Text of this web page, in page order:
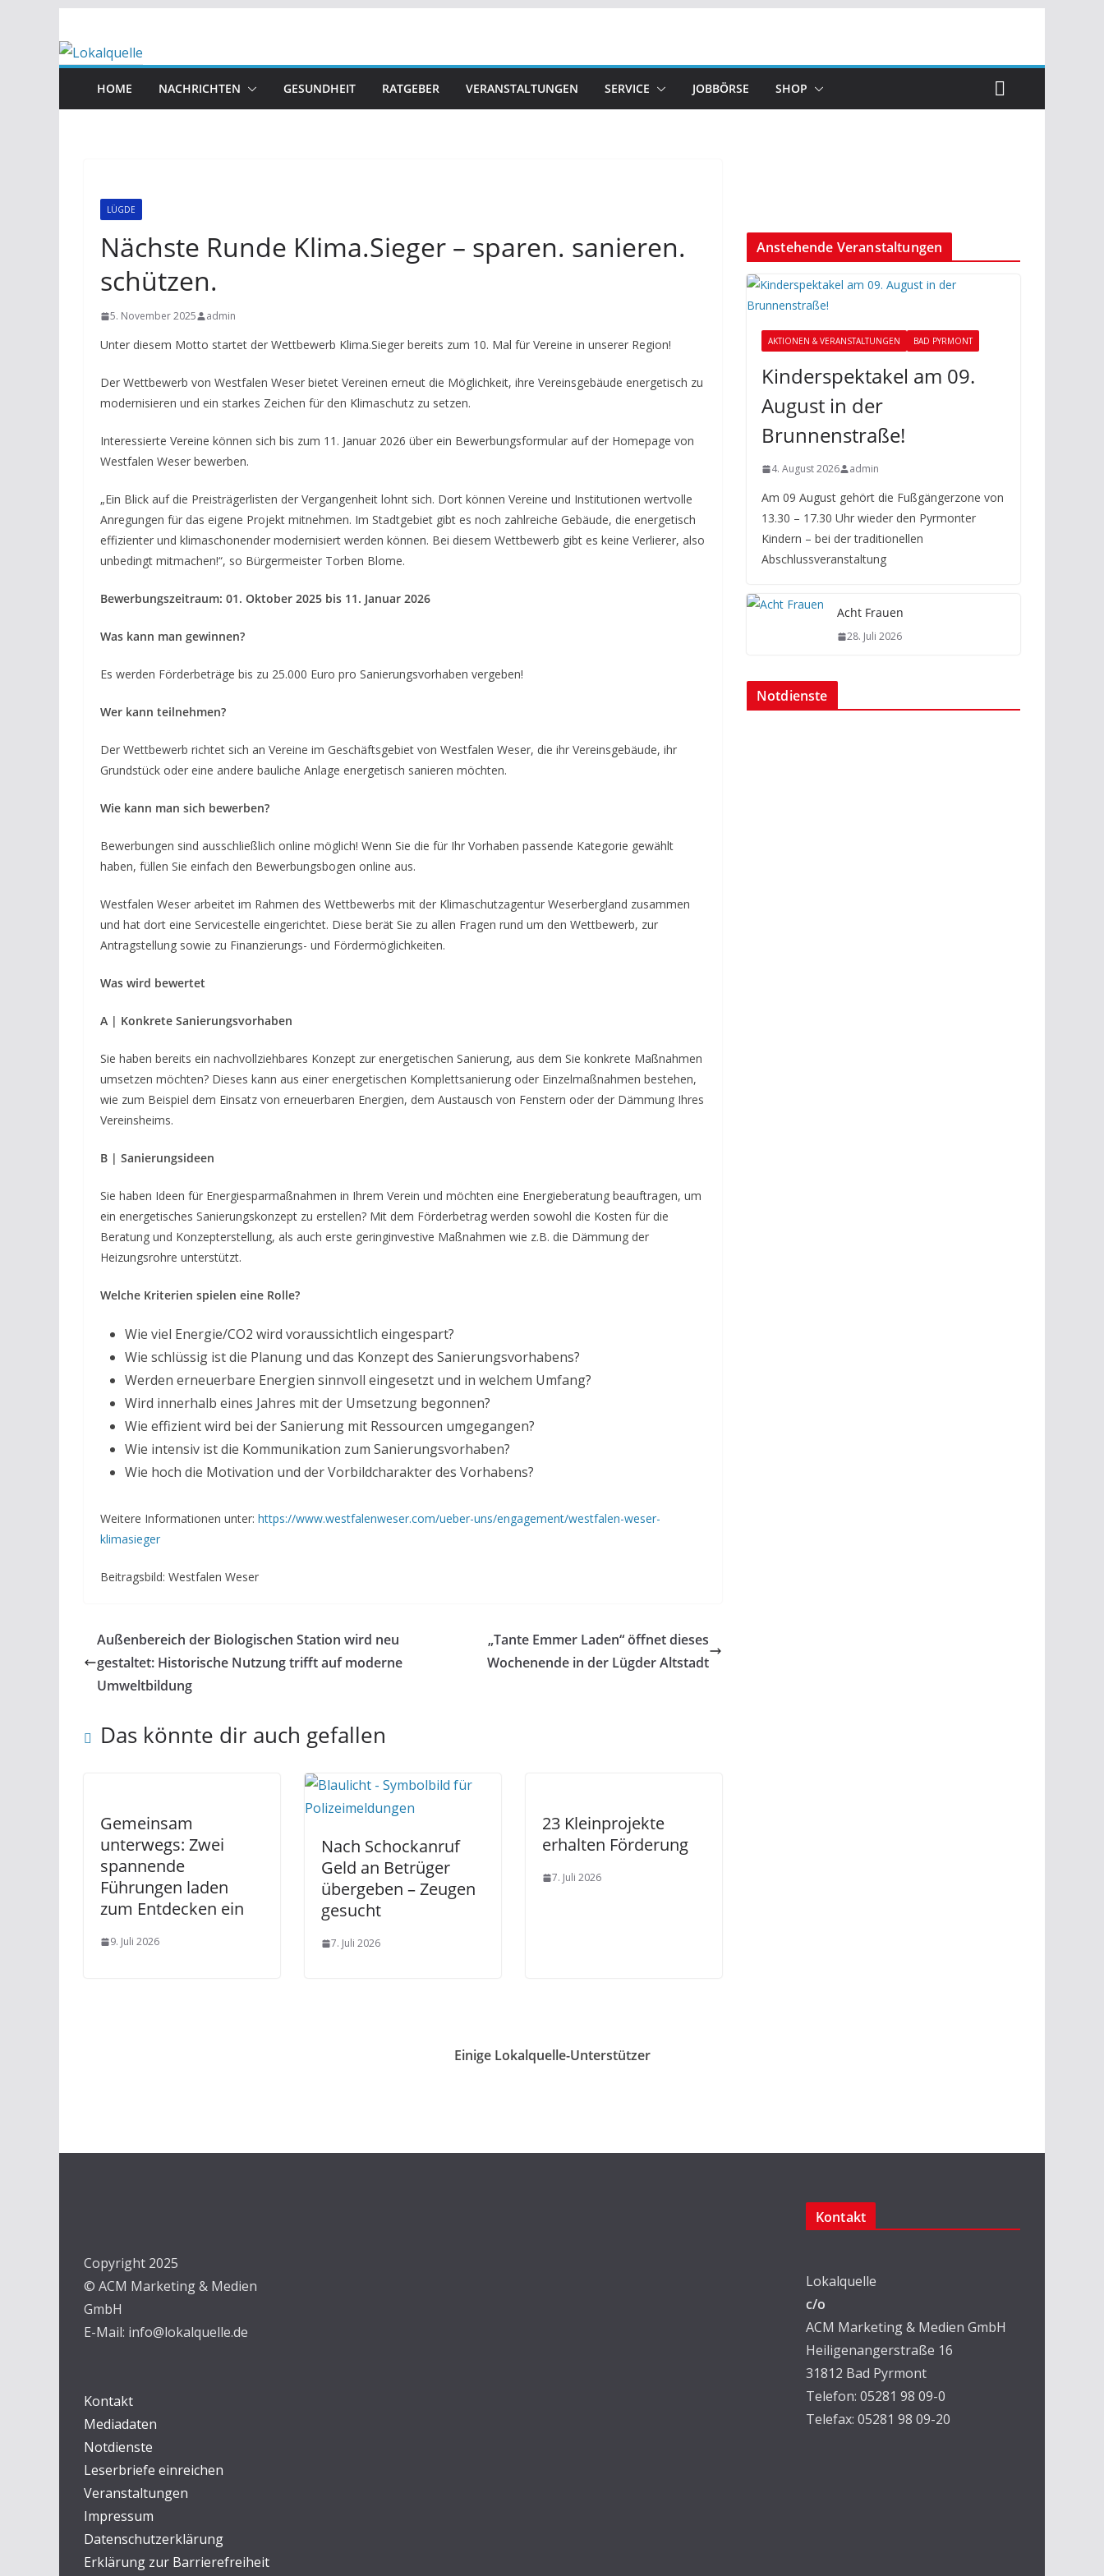
Inhalt
springen
HOME NACHRICHTEN GESUNDHEIT RATGEBER VERANSTALTUNGEN SERVICE JOBBÖRSE SHOP
LÜGDE
Nächste Runde Klima.Sieger – sparen. sanieren.
schützen.
5. November 2025 admin
Unter diesem Motto startet der Wettbewerb Klima.Sieger bereits zum 10. Mal für Vereine in unserer Region!
Der Wettbewerb von Westfalen Weser bietet Vereinen erneut die Möglichkeit, ihre Vereinsgebäude energetisch zu
modernisieren und ein starkes Zeichen für den Klimaschutz zu setzen.
Interessierte Vereine können sich bis zum 11. Januar 2026 über ein Bewerbungsformular auf der Homepage von
Westfalen Weser bewerben.
„Ein Blick auf die Preisträgerlisten der Vergangenheit lohnt sich. Dort können Vereine und Institutionen wertvolle
Anregungen für das eigene Projekt mitnehmen. Im Stadtgebiet gibt es noch zahlreiche Gebäude, die energetisch
effizienter und klimaschonender modernisiert werden können. Bei diesem Wettbewerb gibt es keine Verlierer, also
unbedingt mitmachen!“, so Bürgermeister Torben Blome.
Bewerbungszeitraum: 01. Oktober 2025 bis 11. Januar 2026
Was kann man gewinnen?
Es werden Förderbeträge bis zu 25.000 Euro pro Sanierungsvorhaben vergeben!
Wer kann teilnehmen?
Der Wettbewerb richtet sich an Vereine im Geschäftsgebiet von Westfalen Weser, die ihr Vereinsgebäude, ihr
Grundstück oder eine andere bauliche Anlage energetisch sanieren möchten.
Wie kann man sich bewerben?
Bewerbungen sind ausschließlich online möglich! Wenn Sie die für Ihr Vorhaben passende Kategorie gewählt
haben, füllen Sie einfach den Bewerbungsbogen online aus.
Westfalen Weser arbeitet im Rahmen des Wettbewerbs mit der Klimaschutzagentur Weserbergland zusammen
und hat dort eine Servicestelle eingerichtet. Diese berät Sie zu allen Fragen rund um den Wettbewerb, zur
Antragstellung sowie zu Finanzierungs- und Fördermöglichkeiten.
Was wird bewertet
A | Konkrete Sanierungsvorhaben
Sie haben bereits ein nachvollziehbares Konzept zur energetischen Sanierung, aus dem Sie konkrete Maßnahmen
umsetzen möchten? Dieses kann aus einer energetischen Komplettsanierung oder Einzelmaßnahmen bestehen,
wie zum Beispiel dem Einsatz von erneuerbaren Energien, dem Austausch von Fenstern oder der Dämmung Ihres
Vereinsheims.
B | Sanierungsideen
Sie haben Ideen für Energiesparmaßnahmen in Ihrem Verein und möchten eine Energieberatung beauftragen, um
ein energetisches Sanierungskonzept zu erstellen? Mit dem Förderbetrag werden sowohl die Kosten für die
Beratung und Konzepterstellung, als auch erste geringinvestive Maßnahmen wie z.B. die Dämmung der
Heizungsrohre unterstützt.
Welche Kriterien spielen eine Rolle?
Wie viel Energie/CO2 wird voraussichtlich eingespart?
Wie schlüssig ist die Planung und das Konzept des Sanierungsvorhabens?
Werden erneuerbare Energien sinnvoll eingesetzt und in welchem Umfang?
Wird innerhalb eines Jahres mit der Umsetzung begonnen?
Wie effizient wird bei der Sanierung mit Ressourcen umgegangen?
Wie intensiv ist die Kommunikation zum Sanierungsvorhaben?
Wie hoch die Motivation und der Vorbildcharakter des Vorhabens?
Weitere Informationen unter: https://www.westfalenweser.com/ueber-uns/engagement/westfalen-weser-
klimasieger
Beitragsbild: Westfalen Weser
Außenbereich der Biologischen Station wird neu
gestaltet: Historische Nutzung trifft auf moderne
Umweltbildung
„Tante Emmer Laden“ öffnet dieses
Wochenende in der Lügder Altstadt
Das könnte dir auch gefallen
Gemeinsam
unterwegs: Zwei
spannende
Führungen laden
zum Entdecken ein
9. Juli 2026
Nach Schockanruf
Geld an Betrüger
übergeben – Zeugen
gesucht
7. Juli 2026
23 Kleinprojekte
erhalten Förderung
7. Juli 2026
Anstehende Veranstaltungen
AKTIONEN & VERANSTALTUNGEN BAD PYRMONT
Kinderspektakel am 09.
August in der
Brunnenstraße!
4. August 2026 admin
Am 09 August gehört die Fußgängerzone von
13.30 – 17.30 Uhr wieder den Pyrmonter
Kindern – bei der traditionellen
Abschlussveranstaltung
Acht Frauen
28. Juli 2026
Notdienste
Einige Lokalquelle-Unterstützer
Copyright 2025
© ACM Marketing & Medien
GmbH
E-Mail: info@lokalquelle.de
Kontakt
Mediadaten
Notdienste
Leserbriefe einreichen
Veranstaltungen
Impressum
Datenschutzerklärung
Erklärung zur Barrierefreiheit
Kontakt
Lokalquelle
c/o
ACM Marketing & Medien GmbH
Heiligenangerstraße 16
31812 Bad Pyrmont
Telefon: 05281 98 09-0
Telefax: 05281 98 09-20